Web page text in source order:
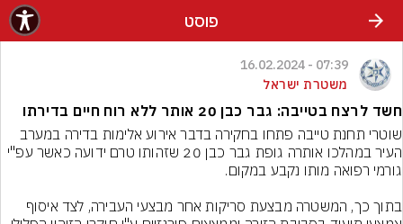
פוסט
07:39 - 16.02.2024
משטרת ישראל
חשד לרצח בטייבה: גבר כבן 20 אותר ללא רוח חיים בדירתו
שוטרי תחנת טייבה פתחו בחקירה בדבר אירוע אלימות בדירה במערב